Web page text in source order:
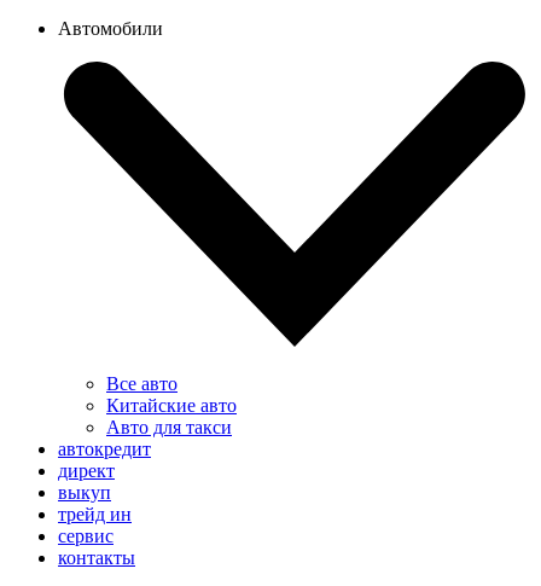
Автомобили
Все авто
Китайские авто
Авто для такси
автокредит
директ
выкуп
трейд ин
сервис
контакты